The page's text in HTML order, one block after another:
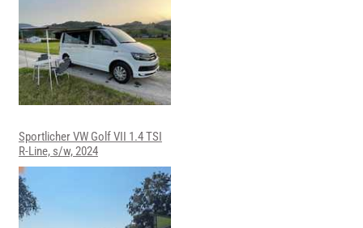
Sportlicher VW Golf VII 1.4 TSI
R-Line, s/w, 2024